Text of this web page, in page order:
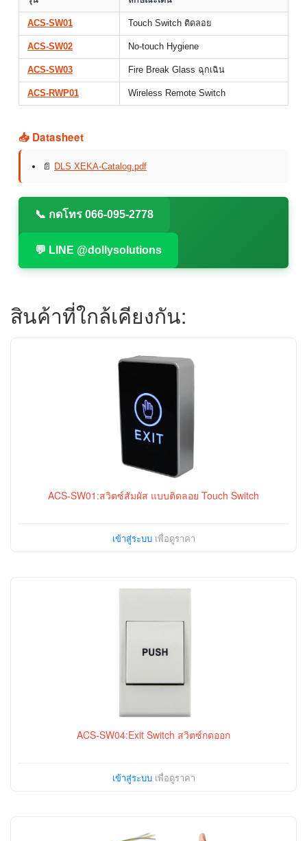
ACS-SW01 Touch Switch ติดลอย
ACS-SW02 No-touch Hygiene
ACS-SW03 Fire Break Glass ฉุกเฉิน
ACS-RWP01 Wireless Remote Switch
📥 Datasheet
📄 DLS XEKA-Catalog.pdf
📞 กดโทร 066-095-2778
💬 LINE @dollysolutions
สินค้าที่ใกล้เคียงกัน:
ACS-SW01:สวิตซ์สัมผัส แบบติดลอย Touch Switch
เข้าสู่ระบบเพื่อดูราคา
ACS-SW04:Exit Switch สวิตซ์กดออก
เข้าสู่ระบบเพื่อดูราคา